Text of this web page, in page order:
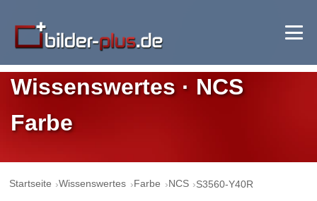
Wissenswertes · NCS
Farbe
Startseite Wissenswertes Farbe NCS S3560-Y40R